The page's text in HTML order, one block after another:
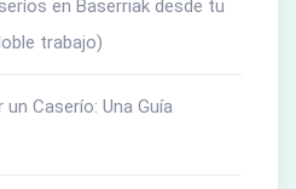
en Baserriak desde tu
trabajo)
Caserío: Una Guía